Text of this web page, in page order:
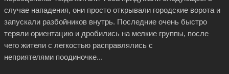
случае нападения, они просто открывали городские ворота и
запускали разбойников внутрь. Последние очень быстро
теряли ориентацию и дробились на мелкие группы, после
чего жители с легкостью расправлялись с
неприятелями поодиночке...